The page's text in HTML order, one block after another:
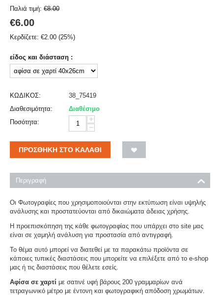
Παλιά τιμή: €8.00
€6.00
Κερδίζετε: €2.00 (25%)
είδος και διάσταση :
ΚΩΔΙΚΟΣ:
38_75419
Διαθεσιμότητα:
Διαθέσιμο
Ποσότητα:
+
−
ΠΡΟΣΘΉΚΗ ΣΤΟ ΚΑΛΆΘΙ
Περιγραφή
Οι Φωτογραφίες που χρησιμοποιούνται στην εκτύπωση είναι υψηλής
ανάλυσης και προστατεύονται από δικαιώματα άδειας χρήσης.
Η προεπισκόπηση της κάθε φωτογραφίας που υπάρχει στο site μας
είναι σε χαμηλή ανάλυση για προστασία από αντιγραφή.
Το θέμα αυτό μπορεί να διατεθεί με τα παρακάτω προϊόντα σε
κάποιες τυπικές διαστάσεις που μπορείτε να επιλέξετε από το e-shop
μας ή τις διαστάσεις που θέλετε εσείς.
Αφίσα σε χαρτί με σατινέ υφή βάρους 200 γραμμαρίων ανά
τετραγωνικό μέτρο με έντονη και φωτογραφική απόδοση χρωμάτων.